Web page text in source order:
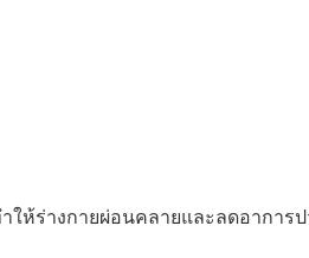
ห้ร่างกายผ่อนคลายและลดอาการ